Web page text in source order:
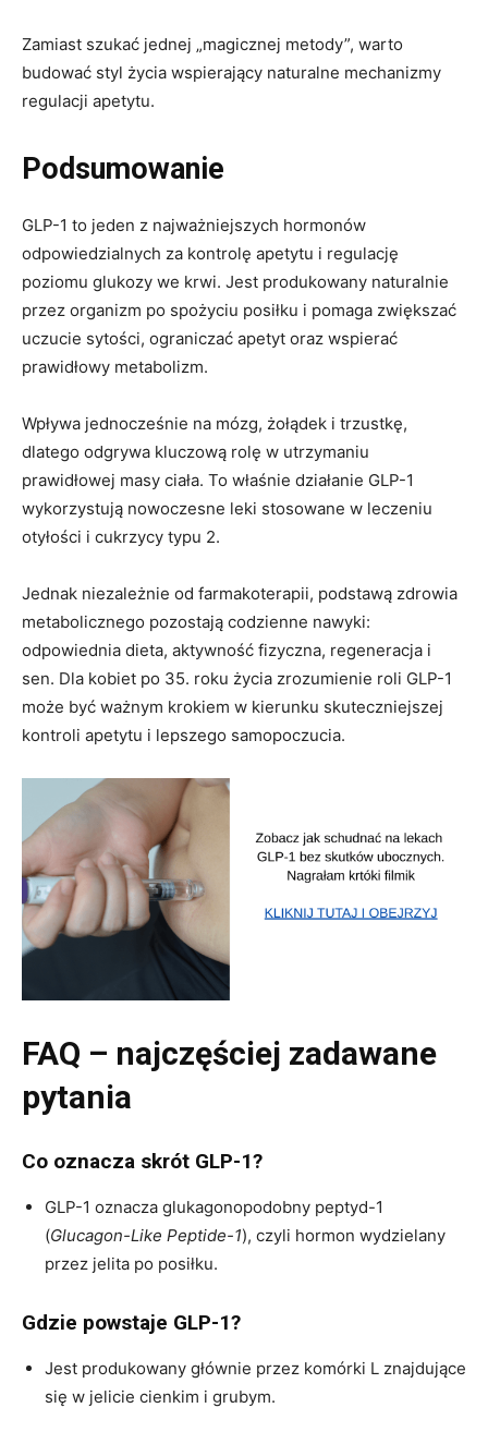
Zamiast szukać jednej „magicznej metody”, warto
budować styl życia wspierający naturalne mechanizmy
regulacji apetytu.
Podsumowanie
GLP-1 to jeden z najważniejszych hormonów
odpowiedzialnych za kontrolę apetytu i regulację
poziomu glukozy we krwi. Jest produkowany naturalnie
przez organizm po spożyciu posiłku i pomaga zwiększać
uczucie sytości, ograniczać apetyt oraz wspierać
prawidłowy metabolizm.
Wpływa jednocześnie na mózg, żołądek i trzustkę,
dlatego odgrywa kluczową rolę w utrzymaniu
prawidłowej masy ciała. To właśnie działanie GLP-1
wykorzystują nowoczesne leki stosowane w leczeniu
otyłości i cukrzycy typu 2.
Jednak niezależnie od farmakoterapii, podstawą zdrowia
metabolicznego pozostają codzienne nawyki:
odpowiednia dieta, aktywność fizyczna, regeneracja i
sen. Dla kobiet po 35. roku życia zrozumienie roli GLP-1
może być ważnym krokiem w kierunku skuteczniejszej
kontroli apetytu i lepszego samopoczucia.
FAQ – najczęściej zadawane
pytania
Co oznacza skrót GLP-1?
GLP-1 oznacza glukagonopodobny peptyd-1
(Glucagon-Like Peptide-1), czyli hormon wydzielany
przez jelita po posiłku.
Gdzie powstaje GLP-1?
Jest produkowany głównie przez komórki L znajdujące
się w jelicie cienkim i grubym.